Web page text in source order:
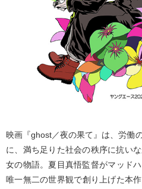
映画『ghost／夜の果て』は、労働
に、満ち足りた社会の秩序に抗い
女の物語。夏目真悟監督がマッド
唯一無二の世界観で創り上げた本